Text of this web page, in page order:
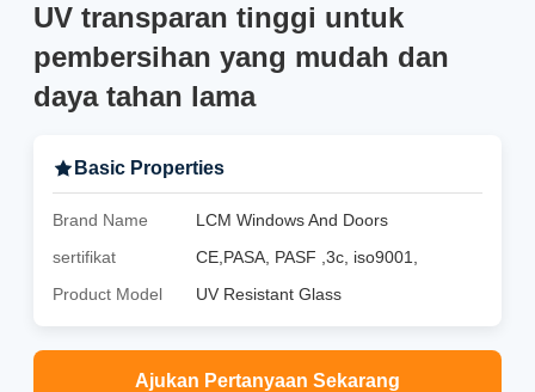
UV transparan tinggi untuk
pembersihan yang mudah dan
daya tahan lama
Basic Properties
Brand Name
LCM Windows And Doors
sertifikat
CE,PASA, PASF ,3c, iso9001,
Product Model
UV Resistant Glass
Ajukan Pertanyaan Sekarang